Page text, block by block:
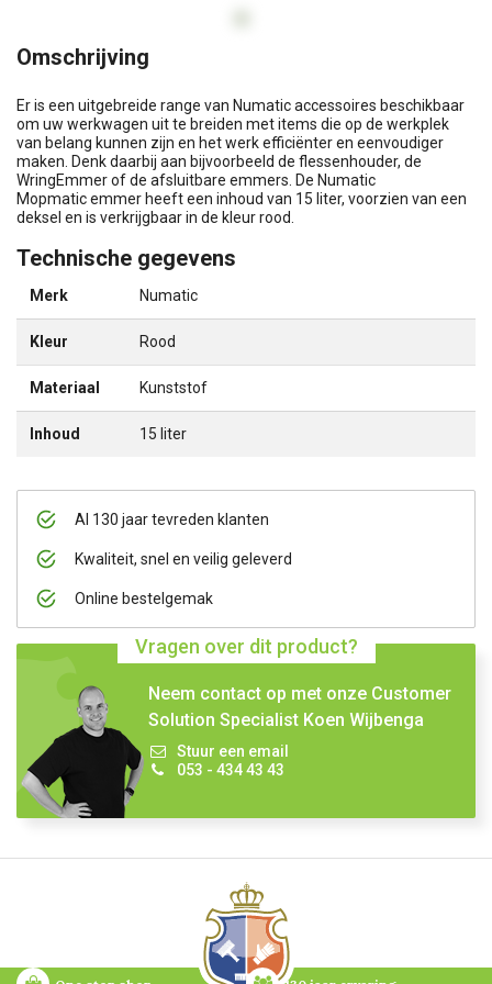
Al 130 jaar tevreden klanten
Kwaliteit, snel en veilig geleverd
Online bestelgemak
Vragen over dit product?
Neem contact op met onze Customer
Solution Specialist Koen Wijbenga
Stuur een email
053 - 434 43 43
Omschrijving
Er is een uitgebreide range van Numatic accessoires beschikbaar
om uw werkwagen uit te breiden met items die op de werkplek
van belang kunnen zijn en het werk efficiënter en eenvoudiger
maken. Denk daarbij aan bijvoorbeeld de flessenhouder, de
WringEmmer of de afsluitbare emmers. De Numatic
Mopmatic emmer heeft een inhoud van 15 liter, voorzien van een
deksel en is verkrijgbaar in de kleur rood.
Technische gegevens
Merk Numatic
Kleur Rood
Materiaal Kunststof
Inhoud 15 liter